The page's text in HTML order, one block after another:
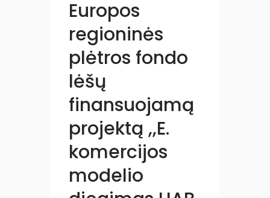
Europos
regioninės
plėtros fondo
lėšų
finansuojamą
projektą ,,E.
komercijos
modelio